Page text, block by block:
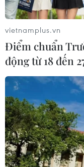
vietnamplus.vn
Điểm chuẩn
động từ 18 đến